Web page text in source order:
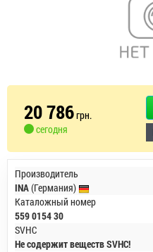
20 786грн.
сегодня
Производитель
INA(Германия)
Каталожный номер
559 0154 30
SVHC
Не содержит веществ SVHC!